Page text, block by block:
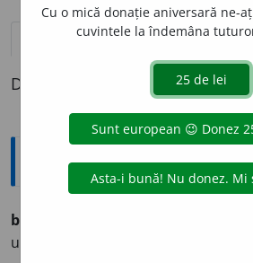
definiții (1) pronunțievolume_up (16)
Definiția cu ID-ul 787954:
Explicative DEX
bretele
pl. curele sau benzi
umeri spre a ținea pantaloni (= fr.
Cu o mică donație aniversară ne-
cuvintele la îndemâna